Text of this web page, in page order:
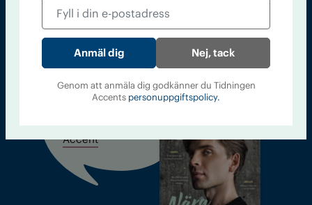
Om Tidningen Tidningsarkiv In English
Läs tidigare
Accent
Nej, tack
Genom att anmäla dig godkänner du Tidningen
Accents personuppgiftspolicy.